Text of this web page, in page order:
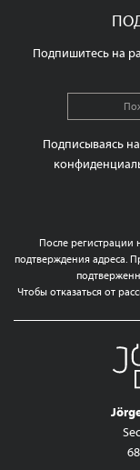
Подпишитесь на
Подписываясь
После регистрации
подтверждения адреса.
Чтобы отказаться от